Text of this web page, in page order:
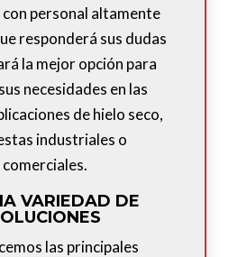
personal altamente
responderá sus dudas
la mejor opción para
necesidades en las
de hielo seco,
industriales o
comerciales.
VARIEDAD DE
las principales